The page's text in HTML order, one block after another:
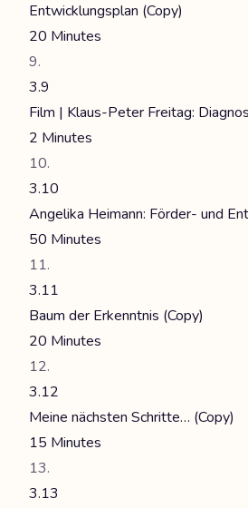
Entwicklungsplan (Copy)
20 Minutes
3.9
Film | Klaus-Peter Freitag:
2 Minutes
3.10
Angelika Heimann: Förder- und
50 Minutes
3.11
Baum der Erkenntnis (Copy)
20 Minutes
3.12
Meine nächsten Schritte… (Copy)
15 Minutes
3.13